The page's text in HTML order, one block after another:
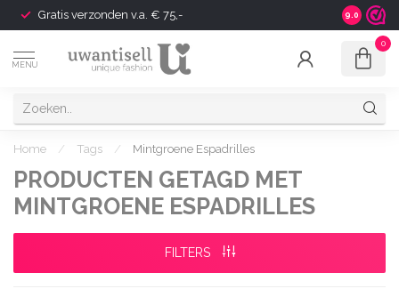
Gratis verzonden v.a. € 75,- Shipping
9.0
MENU
0
Home / Tags / Mintgroene Espadrilles
PRODUCTEN GETAGD MET
MINTGROENE ESPADRILLES
FILTERS